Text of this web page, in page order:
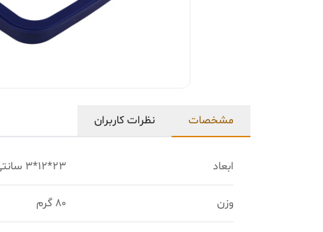
مشخصات نظرات کاربران
ابعاد 23*12*3 سانتی‌متر
وزن 80 گرم